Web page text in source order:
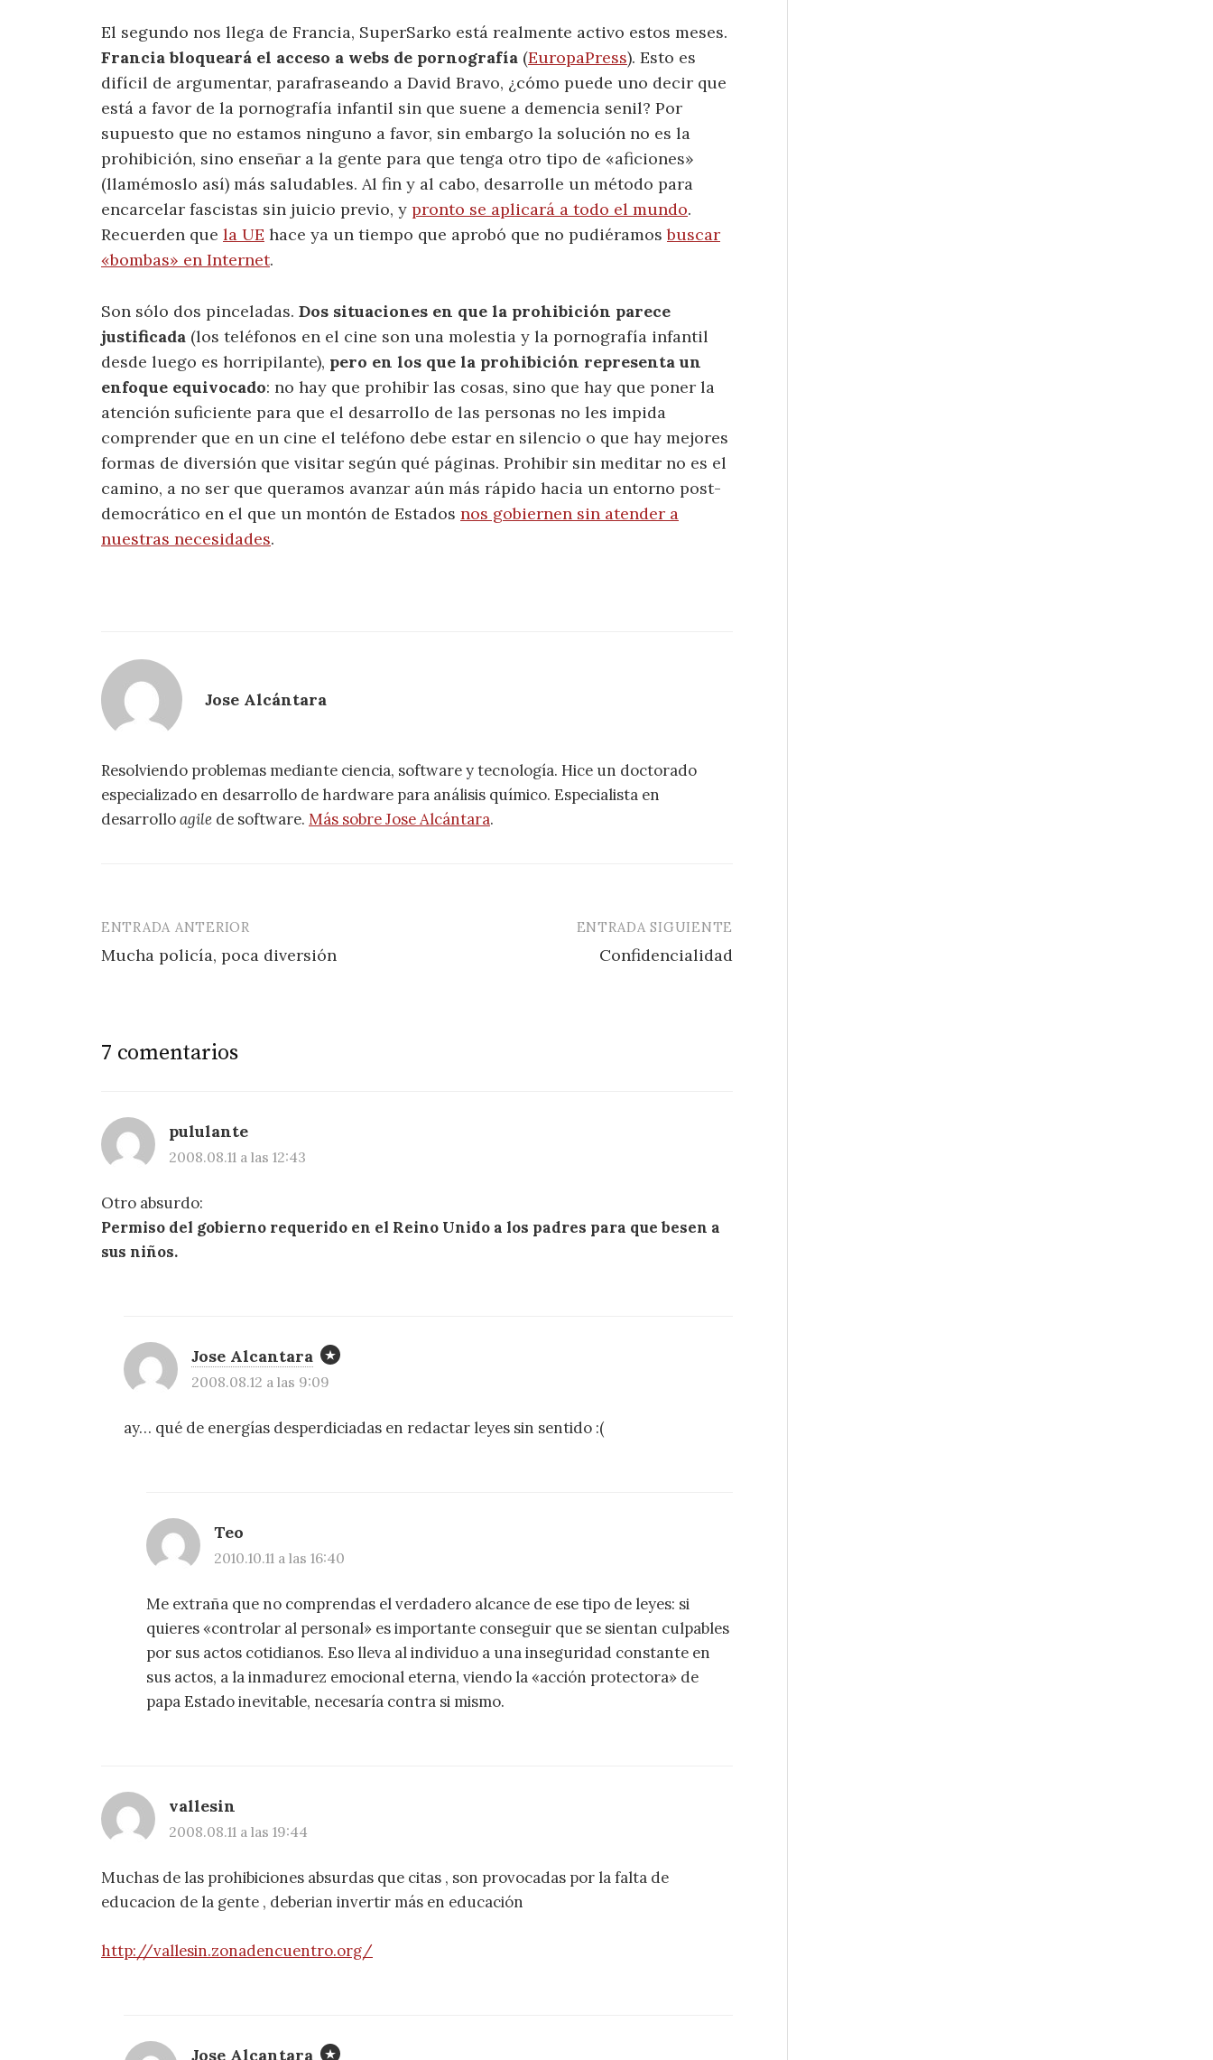
El segundo nos llega de Francia, SuperSarko está realmente activo estos meses.
Francia bloqueará el acceso a webs de pornografía (EuropaPress). Esto es
difícil de argumentar, parafraseando a David Bravo, ¿cómo puede uno decir que
está a favor de la pornografía infantil sin que suene a demencia senil? Por
supuesto que no estamos ninguno a favor, sin embargo la solución no es la
prohibición, sino enseñar a la gente para que tenga otro tipo de «aficiones»
(llamémoslo así) más saludables. Al fin y al cabo, desarrolle un método para
encarcelar fascistas sin juicio previo, y pronto se aplicará a todo el mundo.
Recuerden que la UE hace ya un tiempo que aprobó que no pudiéramosbuscar
«bombas» en Internet.
Son sólo dos pinceladas. Dos situaciones en que la prohibición parece
justificada (los teléfonos en el cine son una molestia y la pornografía infantil
desde luego es horripilante), pero en los que la prohibición representa un
enfoque equivocado: no hay que prohibir las cosas, sino que hay que poner la
atención suficiente para que el desarrollo de las personas no les impida
comprender que en un cine el teléfono debe estar en silencio o que hay mejores
formas de diversión que visitar según qué páginas. Prohibir sin meditar no es el
camino, a no ser que queramos avanzar aún más rápido hacia un entorno post-
democrático en el que un montón de Estados nos gobiernen sin atender a
nuestras necesidades.
Jose Alcántara
Resolviendo problemas mediante ciencia, software y tecnología. Hice un doctorado
especializado en desarrollo de hardware para análisis químico. Especialista en
desarrolloagile de software. Más sobre Jose Alcántara.
Navegación
de
ENTRADA ANTERIOR
Mucha policía, poca diversión
ENTRADA SIGUIENTE
Confidencialidad
7 comentarios
pululante
2008.08.11 a las 12:43
Otro absurdo:
Permiso del gobierno requerido en el Reino Unido a los padres para que besen a
sus niños.
Jose Alcantara
2008.08.12 a las 9:09
ay… qué de energías desperdiciadas en redactar leyes sin sentido :(
Teo
2010.10.11 a las 16:40
Me extraña que no comprendas el verdadero alcance de ese tipo de leyes: si
quieres «controlar al personal» es importante conseguir que se sientan culpables
por sus actos cotidianos. Eso lleva al individuo a una inseguridad constante en
sus actos, a la inmadurez emocional eterna, viendo la «acción protectora» de
papa Estado inevitable, necesaría contra si mismo.
vallesin
2008.08.11 a las 19:44
Muchas de las prohibiciones absurdas que citas , son provocadas por la falta de
educacion de la gente , deberian invertir más en educación
http://vallesin.zonadencuentro.org/
Jose Alcantara